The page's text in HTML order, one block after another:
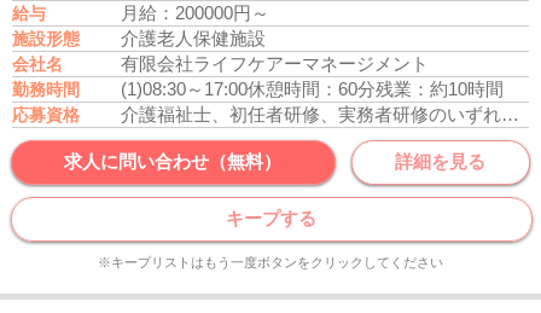
給与 月給：200000円～
施設形態 介護老人保健施設
会社名 有限会社ライフケアーマネージメント
勤務時間 (1)08:30～17:00休憩時間：60分残業：約10時間
応募資格 介護福祉士、初任者研修、実務者研修のいずれかの資格をお持ちの方
求人に問い合わせ（無料） 詳細を見る
キープする
※キープリストはもう一度ボタンをクリックしてください